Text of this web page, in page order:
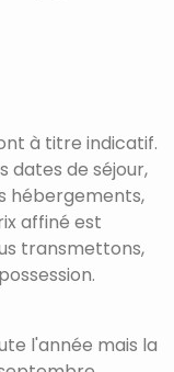
à titre indicatif.
dates de séjour,
hébergements,
affiné est
transmettons,
l'année mais la